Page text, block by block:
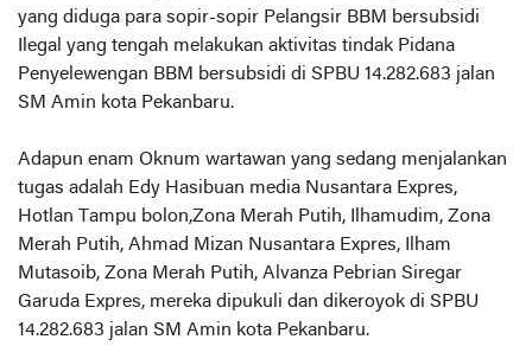
yang diduga para sopir-sopir Pelangsir BBM bersubsidi
Ilegal yang tengah melakukan aktivitas tindak Pidana
Penyelewengan BBM bersubsidi di SPBU 14.282.683 jalan
SM Amin kota Pekanbaru.
Adapun enam Oknum wartawan yang sedang menjalankan
tugas adalah Edy Hasibuan media Nusantara Expres,
Hotlan Tampu bolon,Zona Merah Putih, Ilhamudim, Zona
Merah Putih, Ahmad Mizan Nusantara Expres, Ilham
Mutasoib, Zona Merah Putih, Alvanza Pebrian Siregar
Garuda Expres, mereka dipukuli dan dikeroyok di SPBU
14.282.683 jalan SM Amin kota Pekanbaru.